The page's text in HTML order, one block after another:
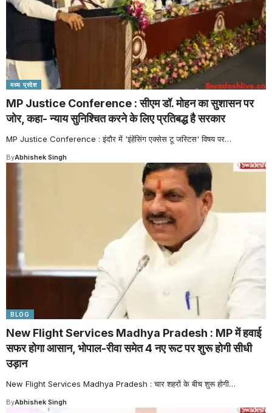
मध्य प्रदेश
MP Justice Conference : सीएम डॉ. मोहन का सुशासन पर
जोर, कहा- न्याय सुनिश्चित करने के लिए प्रतिबद्ध है सरकार
MP Justice Conference : इंदौर में 'इंहेंसिंग एक्सेस टू जस्टिस' विषय पर…
ByAbhishek Singh
BLOG
New Flight Services Madhya Pradesh : MP में हवाई
सफर होगा आसान, भोपाल-रीवा समेत 4 नए रूट पर शुरू होगी सीधी
उड़ान
New Flight Services Madhya Pradesh : चार शहरों के बीच शुरू होगी…
ByAbhishek Singh